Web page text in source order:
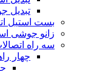
تبدیل
بست استیل
زانو جوشی
سه راه
چهار